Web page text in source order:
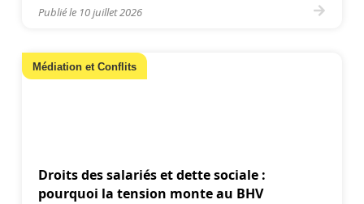
fonctionnement du Comité […]
Publié le 10 juillet 2026
Médiation et Conflits
Droits des salariés et dette sociale :
pourquoi la tension monte au BHV